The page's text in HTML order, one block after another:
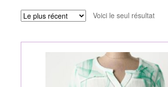
Voici le seul résultat